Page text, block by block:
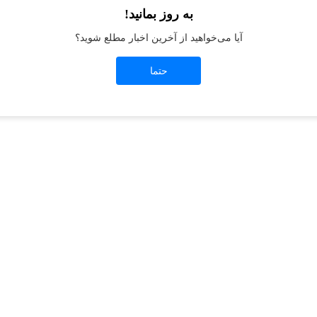
-side exception has occurred while loading jeanswest.ir(see the
به روز بمانید!
آیا می‌خواهید از آخرین اخبار مطلع شوید؟
حتما